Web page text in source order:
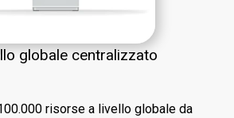
globale centralizzato
risorse a livello globale da